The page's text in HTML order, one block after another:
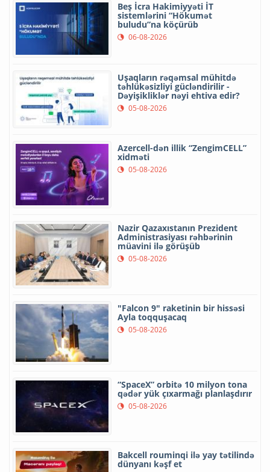
Beş İcra Hakimiyyəti İT
sistemlərini “Hökumət
buludu”na köçürüb
06-08-2026
Uşaqların rəqəmsal mühitdə
təhlükəsizliyi gücləndirilir -
Dəyişikliklər nəyi ehtiva edir?
05-08-2026
Azercell-dən illik “ZengimCELL”
xidməti
05-08-2026
Nazir Qazaxıstanın Prezident
Administrasiyası rəhbərinin
müavini ilə görüşüb
05-08-2026
"Falcon 9" raketinin bir hissəsi
Ayla toqquşacaq
05-08-2026
“SpaceX” orbitə 10 milyon tona
qədər yük çıxarmağı planlaşdırır
05-08-2026
Bakcell rouminqi ilə yay tətilində
dünyanı kəşf et